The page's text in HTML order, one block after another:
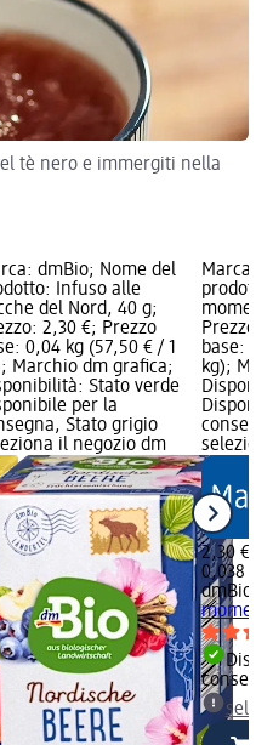
tè nero e immergiti nella
dmBio; Nome del
Infuso alle
del Nord, 40 g;
2,30 €; Prezzo
0,04 kg (57,50 € / 1
Marchio dm grafica;
Stato verde
per la
Stato grigio
il negozio dm
Marca:
Prezzo:
base:
kg);
2,30 €
0,038 kg
dmBio